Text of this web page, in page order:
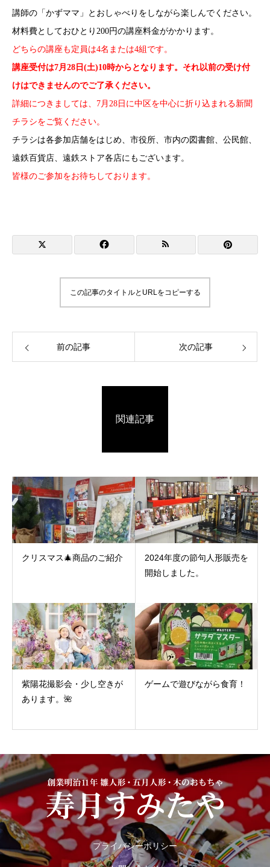
講師の「かずママ」とおしゃべりをしながら楽しんでください。
材料費としておひとり200円の講座料金がかかります。
どちらの講座も定員は4名または4組です。
講座受付は7月28日(土)10時からとなります。それ以前の受け付
けはできませんのでご了承ください。
詳細につきましては、7月28日に中区を中心に折り込まれる新聞
チラシをご覧ください。
チラシは各参加店舗をはじめ、市役所、市内の図書館、公民館、
遠鉄百貨店、遠鉄ストア各店にもございます。
皆様のご参加をお待ちしております。
この記事のタイトルとURLをコピーする
前の記事 次の記事
関連記事
クリスマス🎄商品のご紹介
2024年度の節句人形販売を
開始しました。
紫陽花撮影会・少し空きが
あります。🌺
ゲームで遊びながら食育！
プライバシーポリシー